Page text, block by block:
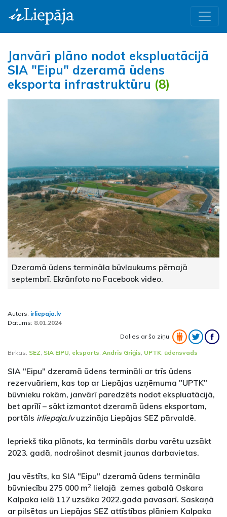
Janvārī plāno nodot ekspluatācijā
SIA "Eipu" dzeramā ūdens
eksporta infrastruktūru (8)
Dzeramā ūdens termināla būvlaukums pērnajā
septembrī. Ekrānfoto no Facebook video.
Autors: irliepaja.lv
Datums: 8.01.2024
Dalies ar šo ziņu:
Birkas: SEZ, SIA EIPU, eksports, Andris Griģis, UPTK, ūdensvads
SIA "Eipu" dzeramā ūdens termināli ar trīs ūdens
rezervuāriem, kas top ar Liepājas uzņēmuma "UPTK"
būvnieku rokām, janvārī paredzēts nodot ekspluatācijā,
bet aprīlī – sākt izmantot dzeramā ūdens eksportam,
portāls irliepaja.lvuzzināja Liepājas SEZ pārvaldē.
Iepriekš tika plānots, ka termināls darbu varētu uzsākt
2023. gadā, nodrošinot desmit jaunas darbavietas.
Jau vēstīts, ka SIA "Eipu" dzeramā ūdens termināla
būvniecību 275 000 m2 lielajā zemes gabalā Oskara
Kalpaka ielā 117 uzsāka 2022.gada pavasarī. Saskaņā
ar pilsētas un Liepājas SEZ attīstības plāniem Kalpaka